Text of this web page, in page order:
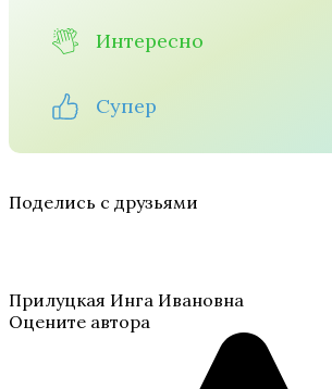
Интересно
Супер
Поделись с друзьями
Прилуцкая Инга Ивановна
Оцените автора